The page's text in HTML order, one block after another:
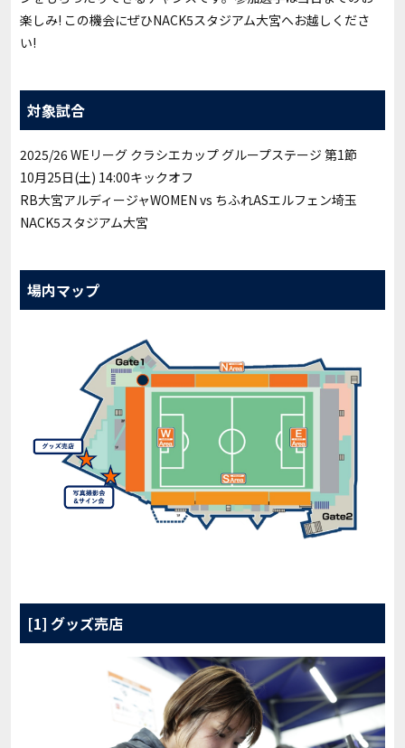
楽しみ! この機会にぜひNACK5スタジアム大宮へお越しくださ
い!
対象試合
2025/26 WEリーグ クラシエカップ グループステージ 第1節
10月25日(土) 14:00キックオフ
RB大宮アルディージャWOMEN vs ちふれASエルフェン埼玉
NACK5スタジアム大宮
場内マップ
[1] グッズ売店